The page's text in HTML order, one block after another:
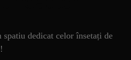
dedicat celor însetați de